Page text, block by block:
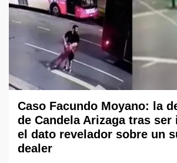
Caso Facundo Moyano: la
de Candela Arizaga tras ser
el dato revelador sobre un
dealer